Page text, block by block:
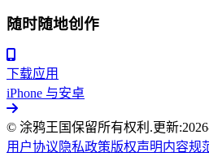
随时随地创作
下载应用
iPhone 与安卓
© 涂鸦王国保留所有权利.更新:
用户协议 隐私政策版权声明内容规